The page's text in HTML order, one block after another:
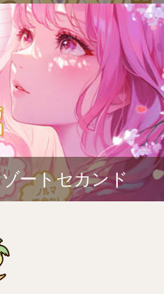
ートセカンド